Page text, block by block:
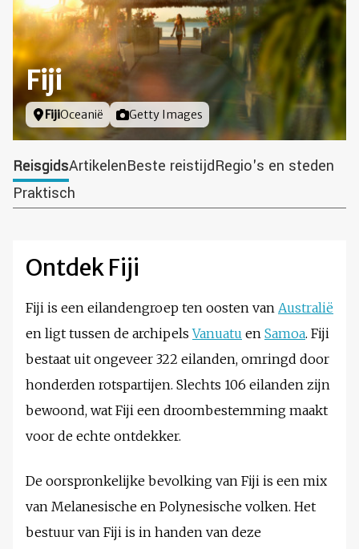
Fiji
Locatie
FijiOceanië Foto door
Getty Images
ReisgidsArtikelenBeste reistijdRegio's en steden
Praktisch
Ontdek Fiji
Fiji is een eilandengroep ten oosten van Australië
en ligt tussen de archipelsVanuatu en Samoa. Fiji
bestaat uit ongeveer 322 eilanden, omringd door
honderden rotspartijen. Slechts 106 eilanden zijn
bewoond, wat Fiji een droombestemming maakt
voor de echte ontdekker.
De oorspronkelijke bevolking van Fiji is een mix
van Melanesische en Polynesische volken. Het
bestuur van Fiji is in handen van deze